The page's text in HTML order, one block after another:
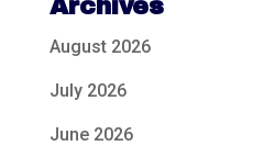
Archives
August 2026
July 2026
June 2026